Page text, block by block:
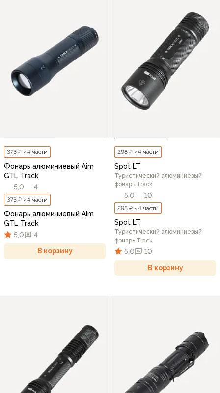
373 ₽ × 4 части
Фонарь алюминиевый Aim
GTL Track
5,0
4
373 ₽ × 4 части
Фонарь алюминиевый Aim
GTL Track
5,0
4
В корзину
298 ₽ × 4 части
Spot LT
Туристический алюминиевый
фонарь Track
5,0 10
298 ₽ × 4 части
Spot LT
Туристический алюминиевый
фонарь Track
5,0 10
В корзину